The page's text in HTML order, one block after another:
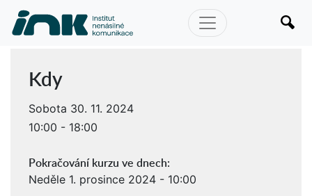
Kdy
Sobota 30. 11. 2024
10:00 - 18:00
Pokračování kurzu ve dnech:
Neděle 1. prosince 2024 - 10:00